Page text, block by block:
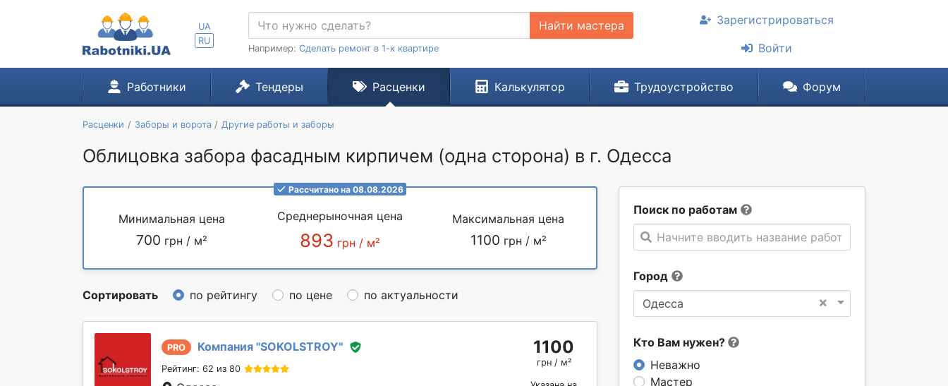
UA
RU
Найти мастера
Например: Сделать ремонт в 1-к квартире
Зарегистрироваться
Войти
Работники Тендеры Расценки Калькулятор Трудоустройство Форум
Расценки Заборы и ворота Другие работы и заборы
Облицовка забора фасадным кирпичем (одна сторона) в г. Одесса
Поиск по работам
Начните вводить название работы
Город
×
Одесса
Кто Вам нужен?
Неважно
Мастер
Рассчитано на 08.08.2026
Минимальная цена
700 грн / м²
Среднерыночная цена
893 грн / м²
Максимальная цена
1100 грн / м²
Сортировать по рейтингу по цене по актуальности
PRO Компания "SOKOLSTROY"
Рейтинг: 62 из 80
1100
грн / м²